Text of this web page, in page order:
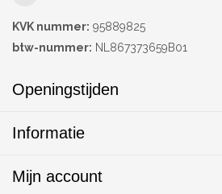
KVK nummer: 95889825
btw-nummer: NL867373659B01
Openingstijden
Informatie
Mijn account